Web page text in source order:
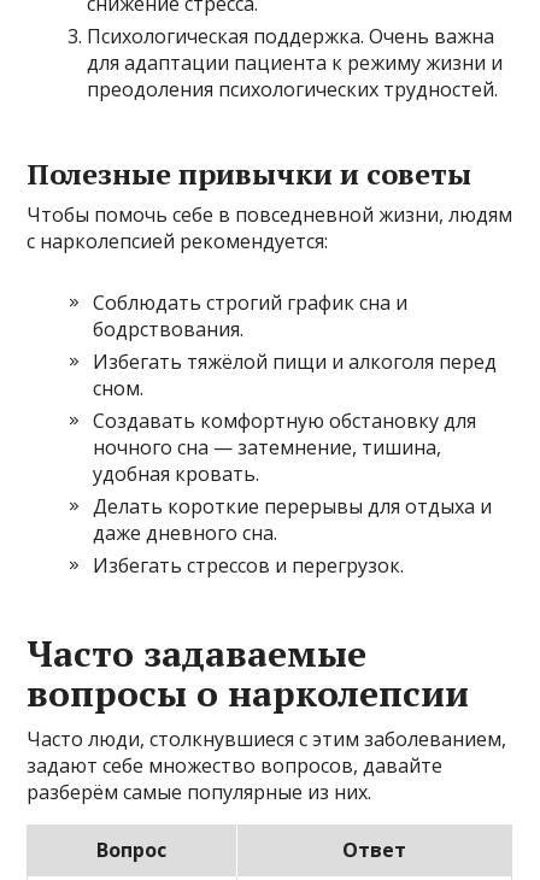
Психологическая поддержка. Очень важна
для адаптации пациента к режиму жизни и
преодоления психологических трудностей.
Полезные привычки и советы
Чтобы помочь себе в повседневной жизни, людям
с нарколепсией рекомендуется:
Соблюдать строгий график сна и
бодрствования.
Избегать тяжёлой пищи и алкоголя перед
сном.
Создавать комфортную обстановку для
ночного сна — затемнение, тишина,
удобная кровать.
Делать короткие перерывы для отдыха и
даже дневного сна.
Избегать стрессов и перегрузок.
Часто задаваемые
вопросы о нарколепсии
Часто люди, столкнувшиеся с этим заболеванием,
задают себе множество вопросов, давайте
разберём самые популярные из них.
Вопрос
Ответ